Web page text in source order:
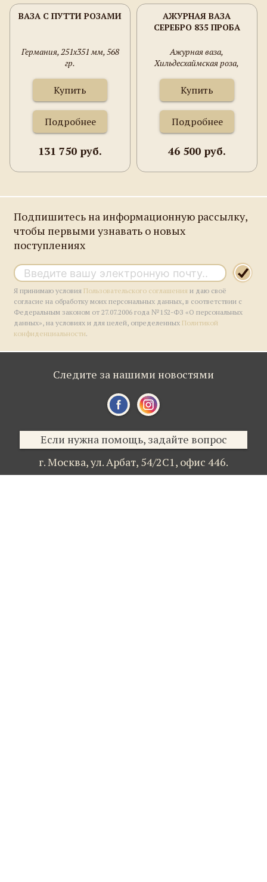
ВАЗА С ПУТТИ РОЗАМИ
Германия, 251х351 мм, 568
гр.
Купить
Подробнее
131 750 руб.
АЖУРНАЯ ВАЗА
СЕРЕБРО 835 ПРОБА
Ажурная ваза,
Хильдесхаймская роза,
173 грамма, 173 мм ширина,
60 мм высота.
Купить
Подробнее
46 500 руб.
Подпишитесь на информационную рассылку,
чтобы первыми узнавать о новых
поступлениях
Я принимаю условияПользовательского соглашения и даю своё
согласие на обработку моих персональных данных, в соответствии с
Федеральным законом от 27.07.2006 года №152-ФЗ «О персональных
данных», на условиях и для целей, определенныхПолитикой
конфиденциальности.
Следите за нашими новостями
Если нужна помощь, задайте вопрос
г. Москва,ул. Арбат, 54/2С1, офис 446.